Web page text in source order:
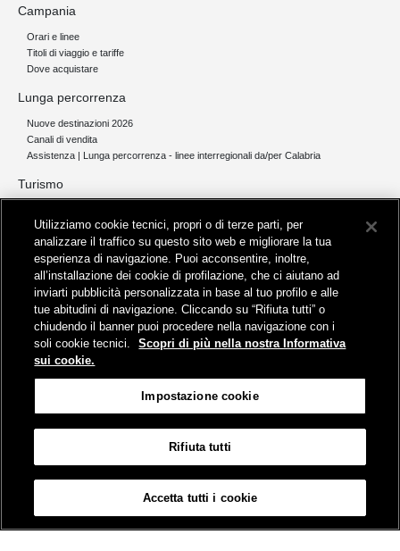
Campania
Orari e linee
Titoli di viaggio e tariffe
Dove acquistare
Lunga percorrenza
Nuove destinazioni 2026
Canali di vendita
Assistenza | Lunga percorrenza - linee interregionali da/per Calabria
Turismo
Servizi per aeroporti
Servizi di noleggio con conducente
Servizio di navigazione sul Lago Trasimeno
News e comunicati stampa
Comunicati stampa
Busitalia – Sita Nord
, Gruppo FS Italiane, è attiva nei servizi di
trasporto locale in Italia ed all'estero, che gestisce direttamente o
attraverso società controllate.
Viale Fratelli Rosselli, 80 - 50123 Firenze
© Gruppo FS Italiane 2019
Protezione dati personali
Partita Iva Busitalia - Sita Nord S.r.l. 06473721006
Utilizziamo cookie tecnici, propri o di terze parti, per
analizzare il traffico su questo sito web e migliorare la tua
esperienza di navigazione. Puoi acconsentire, inoltre,
all’installazione dei cookie di profilazione, che ci aiutano ad
inviarti pubblicità personalizzata in base al tuo profilo e alle
tue abitudini di navigazione. Cliccando su “Rifiuta tutti” o
chiudendo il banner puoi procedere nella navigazione con i
soli cookie tecnici.
Scopri di più nella nostra Informativa
sui cookie.
Impostazione cookie
Rifiuta tutti
Accetta tutti i cookie